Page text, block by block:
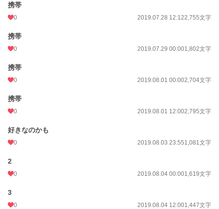
携帯
0 2019.07.28 12:122,755文字
携帯
0 2019.07.29 00:001,802文字
携帯
0 2019.08.01 00:002,704文字
携帯
0 2019.08.01 12:002,795文字
好きなのかも
0 2019.08.03 23:551,081文字
2
0 2019.08.04 00:001,619文字
3
0 2019.08.04 12:001,447文字